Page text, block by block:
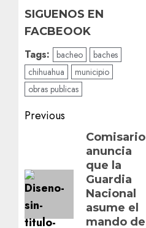
SIGUENOS EN
FACBEOOK
Tags: bacheo
baches
chihuahua
municipio
obras publicas
Post
navigation
Previous
Comisario
anuncia
que la
Guardia
Nacional
asume el
mando de